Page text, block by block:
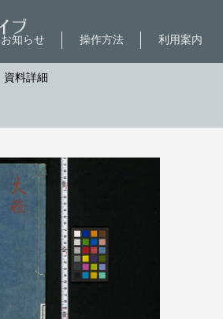
利用案内
操作方法
お知らせ
資料詳細